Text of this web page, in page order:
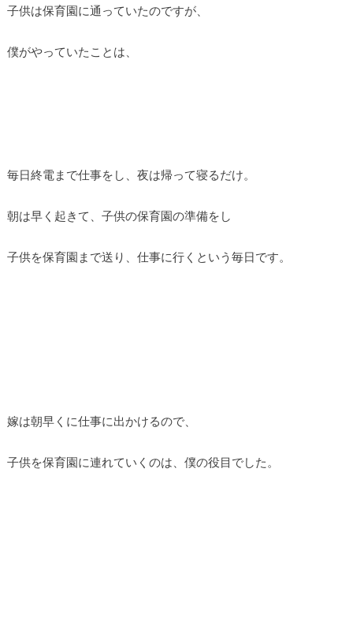
子供は保育園に通っていたのですが、
僕がやっていたことは、
毎日終電まで仕事をし、夜は帰って寝るだけ。
朝は早く起きて、子供の保育園の準備をし
子供を保育園まで送り、仕事に行くという毎日です。
嫁は朝早くに仕事に出かけるので、
子供を保育園に連れていくのは、僕の役目でした。